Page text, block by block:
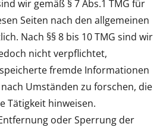
wir gemäß § 7 Abs.1 TMG für
Seiten nach den allgemeinen
Nach §§ 8 bis 10 TMG sind wir
nicht verpflichtet,
fremde Informationen
Umständen zu forschen, die
Tätigkeit hinweisen.
oder Sperrung der